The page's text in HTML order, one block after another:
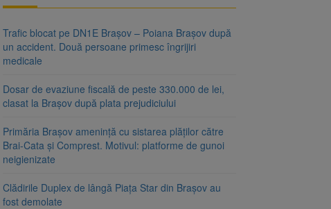
Trafic blocat pe DN1E Brașov – Poiana Brașov după
un accident. Două persoane primesc îngrijiri
medicale
Dosar de evaziune fiscală de peste 330.000 de lei,
clasat la Brașov după plata prejudiciului
Primăria Brașov amenință cu sistarea plăților către
Brai-Cata și Comprest. Motivul: platforme de gunoi
neigienizate
Clădirile Duplex de lângă Piața Star din Brașov au
fost demolate